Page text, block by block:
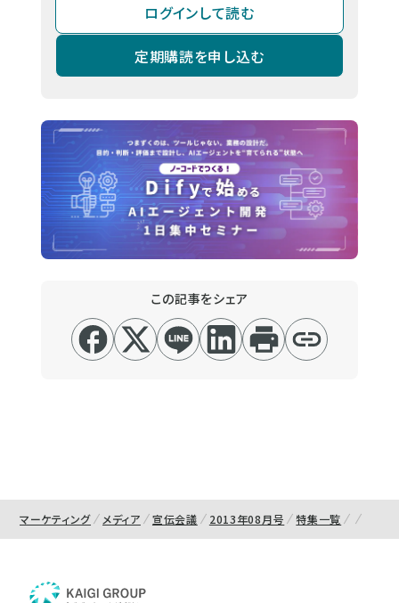
ログインして読む
定期購読を申し込む
この記事をシェア
マーケティング メディア 宣伝会議 2013年08月号 特集一覧